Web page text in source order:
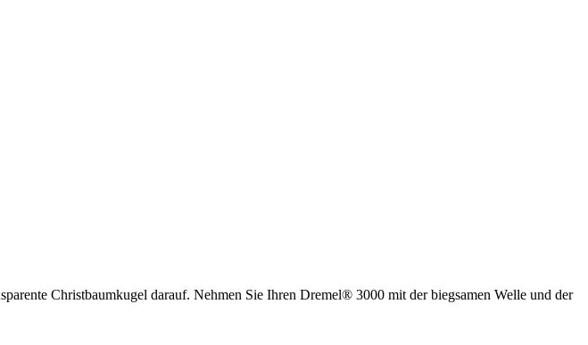
Christbaumkugel darauf. Nehmen Sie Ihren Dremel® 3000 mit der biegsamen Welle und der